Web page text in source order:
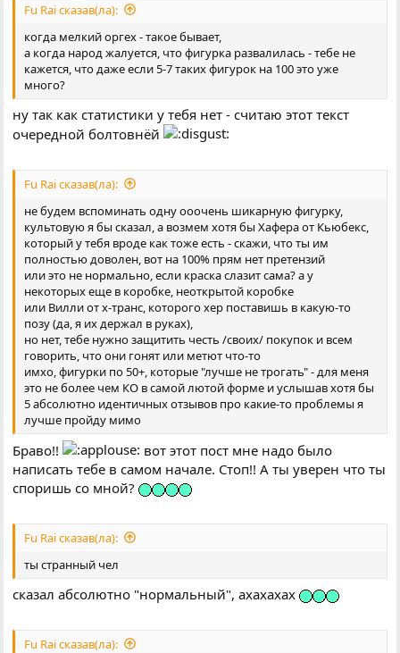
Fu Rai сказав(ла):
когда мелкий оргех - такое бывает,
а когда народ жалуется, что фигурка развалилась - тебе не
кажется, что даже если 5-7 таких фигурок на 100 это уже
много?
ну так как статистики у тебя нет - считаю этот текст
очередной болтовнёй
Fu Rai сказав(ла):
не будем вспоминать одну ооочень шикарную фигурку,
культовую я бы сказал, а возмем хотя бы Хафера от Кьюбекс,
который у тебя вроде как тоже есть - скажи, что ты им
полностью доволен, вот на 100% прям нет претензий
или это не нормально, если краска слазит сама? а у
некоторых еще в коробке, неоткрытой коробке
или Вилли от х-транс, которого хер поставишь в какую-то
позу (да, я их держал в руках),
но нет, тебе нужно защитить честь /своих/ покупок и всем
говорить, что они гонят или метют что-то
имхо, фигурки по 50+, которые "лучше не трогать" - для меня
это не более чем КО в самой лютой форме и услышав хотя бы
5 абсолютно идентичных отзывов про какие-то проблемы я
лучше пройду мимо
Браво!!
вот этот пост мне надо было
написать тебе в самом начале. Стоп!! А ты уверен что ты
споришь со мной?
Fu Rai сказав(ла):
ты странный чел
сказал абсолютно "нормальный", ахахахах
Fu Rai сказав(ла):